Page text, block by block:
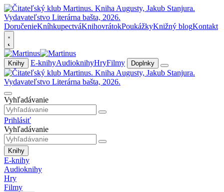
DoručenieKníhkupectváKnihovrátokPoukážkyKnižný blogKontakt
Knihy E-knihyAudioknihyHryFilmy Doplnky
Vyhľadávanie
Prihlásiť
Vyhľadávanie
Knihy
E-knihy
Audioknihy
Hry
Filmy